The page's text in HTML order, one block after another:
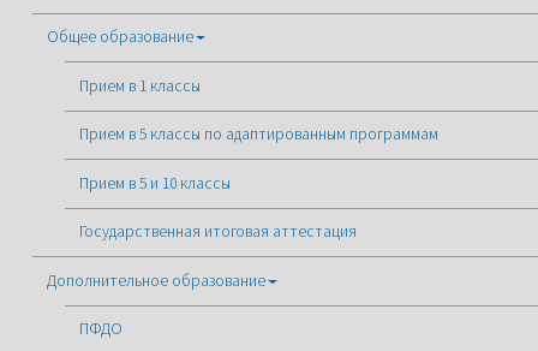
Общее образование
Прием в 1 классы
Прием в 5 классы по адаптированным программам
Прием в 5 и 10 классы
Государственная итоговая аттестация
Дополнительное образование
ПФДО